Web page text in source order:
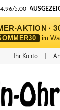
AKTION ·
im
Ihr Konto